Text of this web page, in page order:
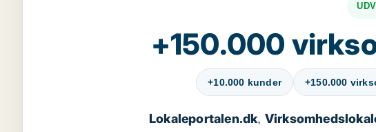
+150.000
+10.000 kunder +150.000
Lokaleportalen.dk,